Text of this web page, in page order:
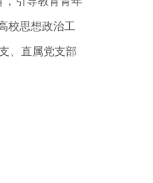
校思想政治工
、直属党支部